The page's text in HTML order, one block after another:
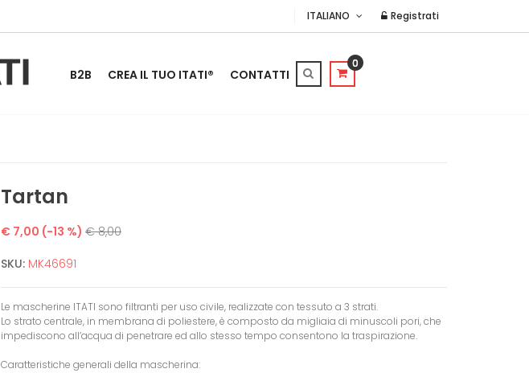
ITALIANO Registrati
B2B CREA IL TUO ITATI® CONTATTI
0
Tartan
€ 7,00 (-13 %) € 8,00
SKU: MK46691
Le mascherine ITATI sono filtranti per uso civile, realizzate con tessuto a 3 strati.
Lo strato centrale, in membrana di poliestere, è composto da migliaia di minuscoli pori, che
impediscono all’acqua di penetrare ed allo stesso tempo consentono la traspirazione.
Caratteristiche generali della mascherina: